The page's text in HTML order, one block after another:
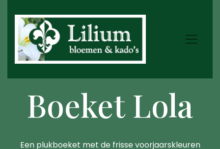
Boeket Lola
Een plukboeket met de frisse voorjaarskleuren